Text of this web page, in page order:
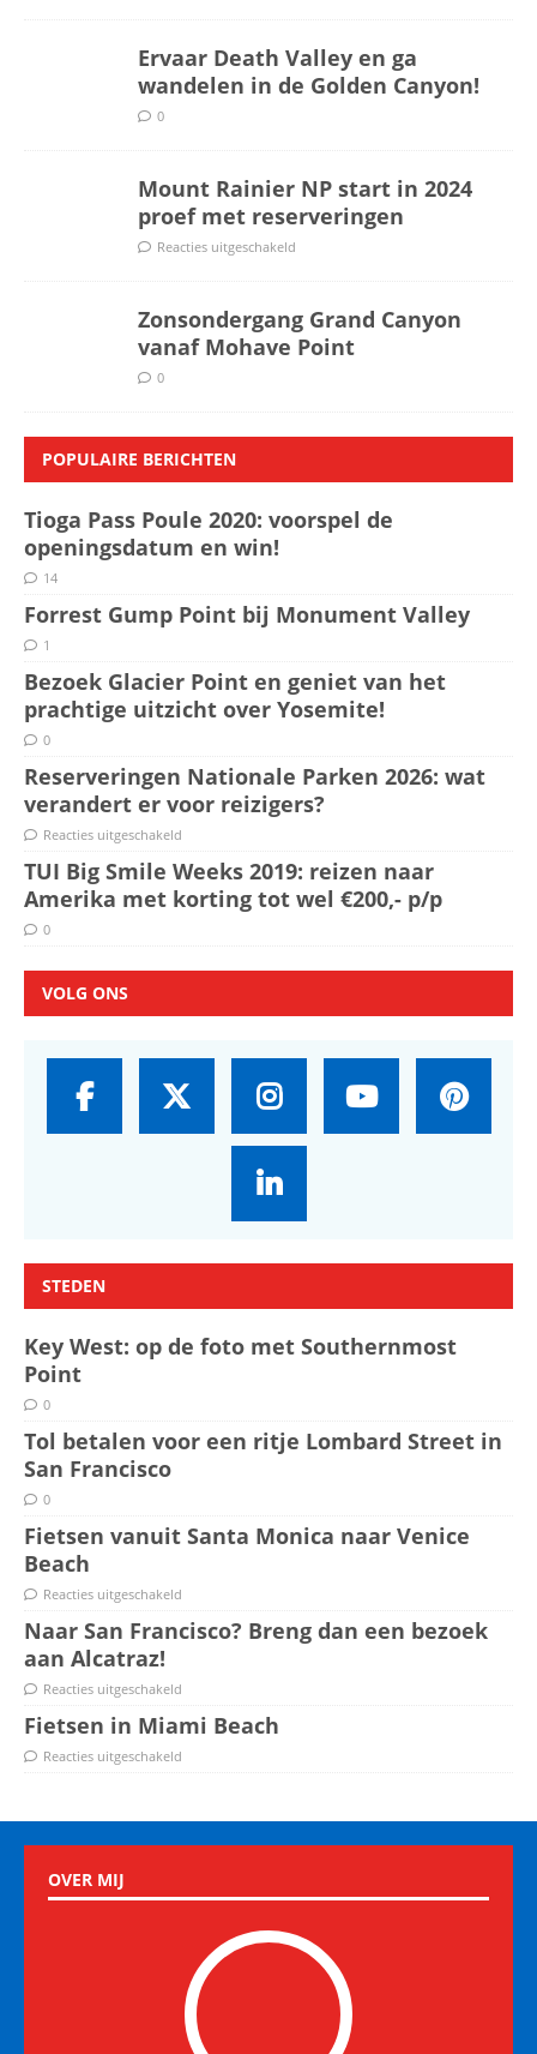
Ervaar Death Valley en ga
wandelen in de Golden Canyon!
0
Mount Rainier NP start in 2024
proef met reserveringen
Reacties uitgeschakeld
Zonsondergang Grand Canyon
vanaf Mohave Point
0
POPULAIRE BERICHTEN
Tioga Pass Poule 2020: voorspel de
openingsdatum en win!
14
Forrest Gump Point bij Monument Valley
1
Bezoek Glacier Point en geniet van het
prachtige uitzicht over Yosemite!
0
Reserveringen Nationale Parken 2026: wat
verandert er voor reizigers?
Reacties uitgeschakeld
TUI Big Smile Weeks 2019: reizen naar
Amerika met korting tot wel €200,- p/p
0
VOLG ONS
STEDEN
Key West: op de foto met Southernmost
Point
0
Tol betalen voor een ritje Lombard Street in
San Francisco
0
Fietsen vanuit Santa Monica naar Venice
Beach
Reacties uitgeschakeld
Naar San Francisco? Breng dan een bezoek
aan Alcatraz!
Reacties uitgeschakeld
Fietsen in Miami Beach
Reacties uitgeschakeld
OVER MIJ